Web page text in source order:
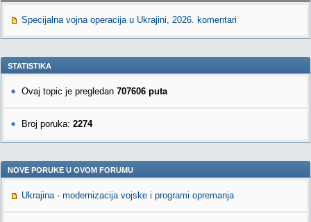
Specijalna vojna operacija u Ukrajini, 2026. komentari
STATISTIKA
Ovaj topic je pregledan 707606 puta
Broj poruka: 2274
NOVE PORUKE U OVOM FORUMU
Ukrajina - modernizacija vojske i programi opremanja